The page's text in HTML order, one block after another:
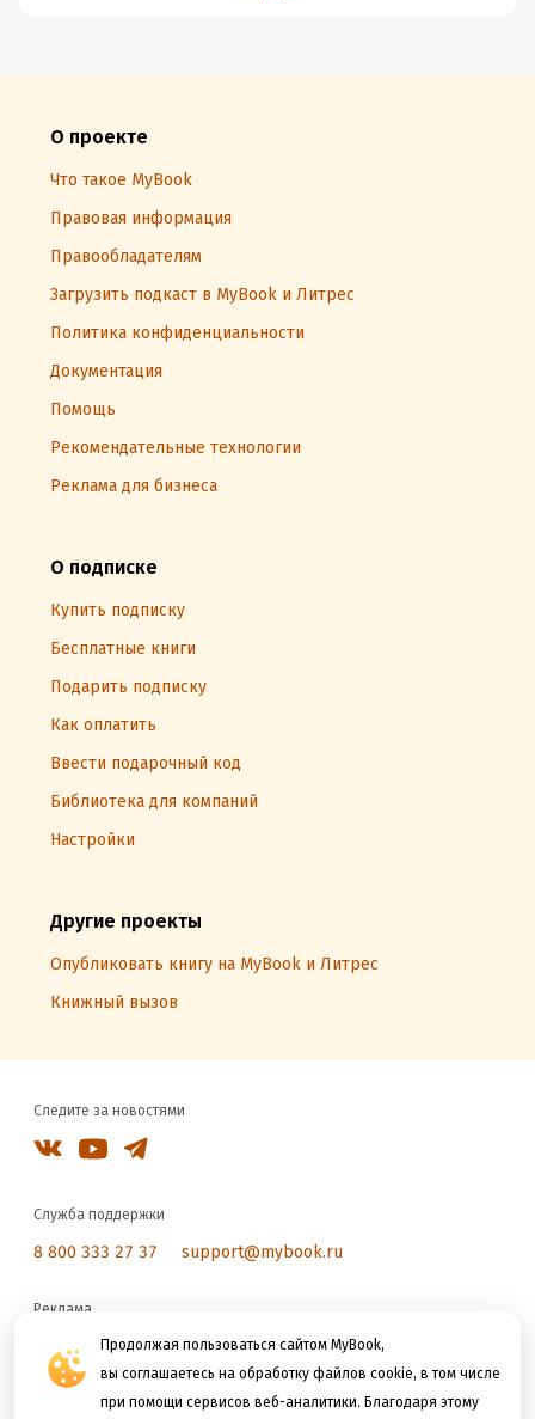
Продолжая пользоваться сайтом MyBook,
вы соглашаетесь на обработку файлов cookie, в том числе
при помощи сервисов веб-аналитики. Благодаря этому
О проекте
Что такое MyBook
Правовая информация
Правообладателям
Загрузить подкаст в MyBook и Литрес
Политика конфиденциальности
Документация
Помощь
Рекомендательные технологии
Реклама для бизнеса
О подписке
Купить подписку
Бесплатные книги
Подарить подписку
Как оплатить
Ввести подарочный код
Библиотека для компаний
Настройки
Другие проекты
Опубликовать книгу на MyBook и Литрес
Книжный вызов
Следите за новостями
Служба поддержки
8 800 333 27 37 support@mybook.ru
Реклама
reklama@litres.ru
Мы принимаем к оплате